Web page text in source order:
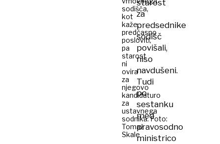
sodišča,
kot
kaže,
predčasno
posloviti,
pa
starost
ni
ovira
za
njegovo
kandidaturo
za
ustavnega
sodnika. Foto:
Tomaž
Skale
starost
za
predsednike
sodišč
povišali,
niso
navdušeni.
Tudi
po
sestanku
med
pravosodno
ministrico